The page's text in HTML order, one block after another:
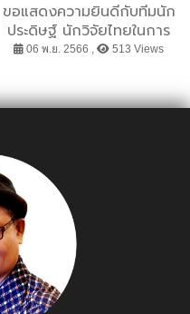
ขอแสดงความยินดีกับทีมนัก
ประดิษฐ์ นักวิจัยไทยในการ
สร้างความภาคภูมิใจให้กับ
International Invention
06 พ.ย. 2566 , 513 Views